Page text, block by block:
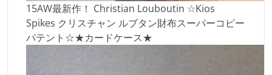
15AW最新作！ Christian Louboutin ☆Kios
Spikes クリスチャン ルブタン財布スーパーコピー
パテント☆★カードケース★